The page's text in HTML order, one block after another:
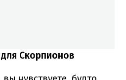
Скорпионов